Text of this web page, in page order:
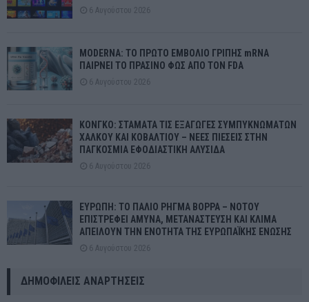
6 Αυγούστου 2026
MODERNA: ΤΟ ΠΡΩΤΟ ΕΜΒΟΛΙΟ ΓΡΙΠΗΣ mRNA
ΠΑΙΡΝΕΙ ΤΟ ΠΡΑΣΙΝΟ ΦΩΣ ΑΠΟ ΤΟΝ FDA
6 Αυγούστου 2026
ΚΟΝΓΚΟ: ΣΤΑΜΑΤΑ ΤΙΣ ΕΞΑΓΩΓΕΣ ΣΥΜΠΥΚΝΩΜΑΤΩΝ
ΧΑΛΚΟΥ ΚΑΙ ΚΟΒΑΛΤΙΟΥ – ΝΕΕΣ ΠΙΕΣΕΙΣ ΣΤΗΝ
ΠΑΓΚΟΣΜΙΑ ΕΦΟΔΙΑΣΤΙΚΗ ΑΛΥΣΙΔΑ
6 Αυγούστου 2026
ΕΥΡΩΠΗ: ΤΟ ΠΑΛΙΟ ΡΗΓΜΑ ΒΟΡΡΑ – ΝΟΤΟΥ
ΕΠΙΣΤΡΕΦΕΙ ΑΜΥΝΑ, ΜΕΤΑΝΑΣΤΕΥΣΗ ΚΑΙ ΚΛΙΜΑ
ΑΠΕΙΛΟΥΝ ΤΗΝ ΕΝΟΤΗΤΑ ΤΗΣ ΕΥΡΩΠΑΪΚΗΣ ΕΝΩΣΗΣ
6 Αυγούστου 2026
ΔΗΜΟΦΙΛΕΊΣ ΑΝΑΡΤΉΣΕΙΣ